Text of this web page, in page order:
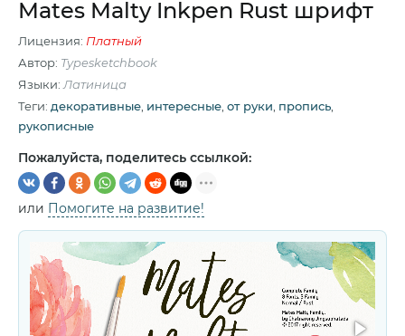
Mates Malty Inkpen Rust шрифт
Лицензия: Платный
Автор: Typesketchbook
Языки: Латиница
Теги: декоративные интересные от руки пропись
рукописные
Пожалуйста, поделитесь ссылкой:
или Помогите на развитие!